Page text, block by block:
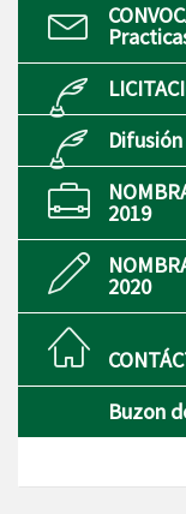
2019
2020
Buzon